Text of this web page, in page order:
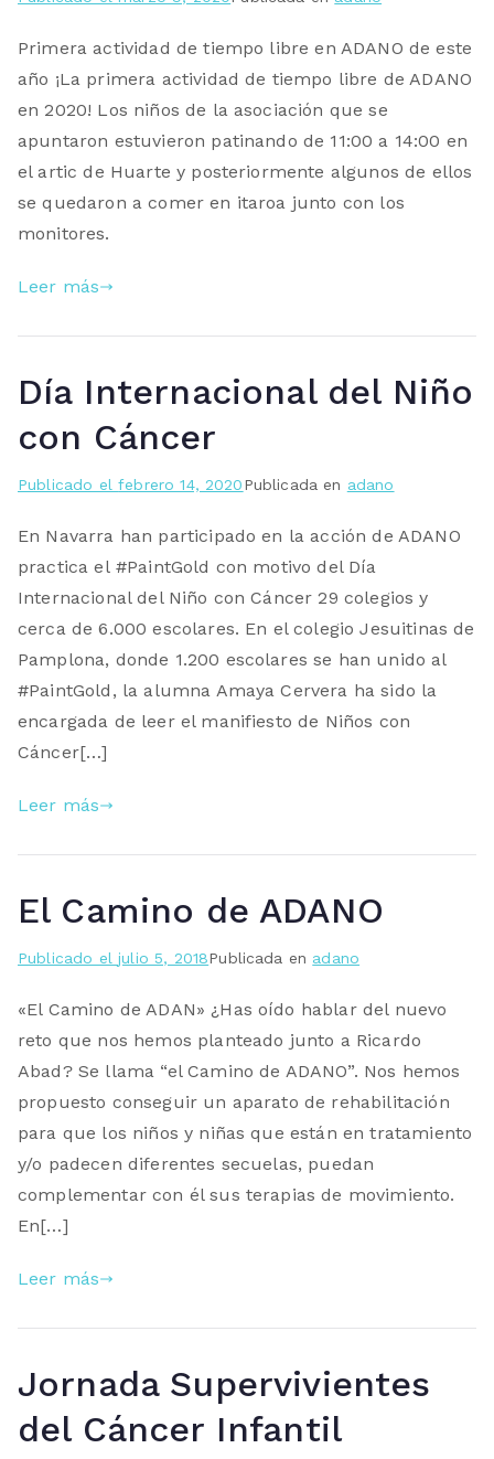
Primera actividad de tiempo libre en ADANO de este
año ¡La primera actividad de tiempo libre de ADANO
en 2020! Los niños de la asociación que se
apuntaron estuvieron patinando de 11:00 a 14:00 en
el artic de Huarte y posteriormente algunos de ellos
se quedaron a comer en itaroa junto con los
monitores.
Leer más
Día Internacional del Niño
con Cáncer
Publicado elfebrero 14, 2020Publicada en adano
En Navarra han participado en la acción de ADANO
practica el #PaintGold con motivo del Día
Internacional del Niño con Cáncer 29 colegios y
cerca de 6.000 escolares. En el colegio Jesuitinas de
Pamplona, donde 1.200 escolares se han unido al
#PaintGold, la alumna Amaya Cervera ha sido la
encargada de leer el manifiesto de Niños con
Cáncer[…]
Leer más
El Camino de ADANO
Publicado eljulio 5, 2018Publicada en adano
«El Camino de ADAN» ¿Has oído hablar del nuevo
reto que nos hemos planteado junto a Ricardo
Abad? Se llama “el Camino de ADANO”. Nos hemos
propuesto conseguir un aparato de rehabilitación
para que los niños y niñas que están en tratamiento
y/o padecen diferentes secuelas, puedan
complementar con él sus terapias de movimiento.
En[…]
Leer más
Jornada Supervivientes
del Cáncer Infantil